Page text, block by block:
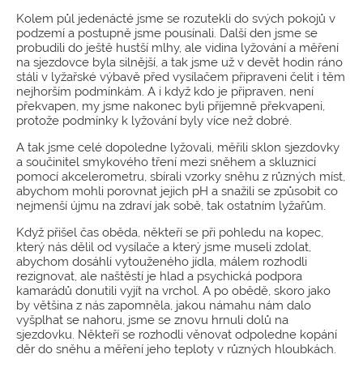
Kolem půl jedenácté jsme se rozutekli do svých pokojů v
podzemí a postupně jsme pousínali. Další den jsme se
probudili do ještě hustší mlhy, ale vidina lyžování a měření
na sjezdovce byla silnější, a tak jsme už v devět hodin ráno
stáli v lyžařské výbavě před vysílačem připraveni čelit i těm
nejhorším podmínkám. A i když kdo je připraven, není
překvapen, my jsme nakonec byli příjemně překvapeni,
protože podmínky k lyžování byly více než dobré.
A tak jsme celé dopoledne lyžovali, měřili sklon sjezdovky
a součinitel smykového tření mezi sněhem a skluznicí
pomocí akcelerometru, sbírali vzorky sněhu z různých míst,
abychom mohli porovnat jejich pH a snažili se způsobit co
nejmenší újmu na zdraví jak sobě, tak ostatním lyžařům.
Když přišel čas oběda, někteří se při pohledu na kopec,
který nás dělil od vysílače a který jsme museli zdolat,
abychom dosáhli vytouženého jídla, málem rozhodli
rezignovat, ale naštěstí je hlad a psychická podpora
kamarádů donutili vyjít na vrchol. A po obědě, skoro jako
by většina z nás zapomněla, jakou námahu nám dalo
vyšplhat se nahoru, jsme se znovu hrnuli dolů na
sjezdovku. Někteří se rozhodli věnovat odpoledne kopání
děr do sněhu a měření jeho teploty v různých hloubkách.